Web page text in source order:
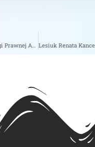
“Prawnik” Biuro Obsługi Prawnej Adriana Kubisiak – zobacz na biizii.com